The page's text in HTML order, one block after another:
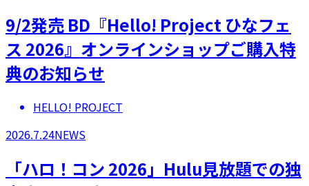
9/2発売 BD『Hello! Project ひなフェ
ス 2026』オンラインショップご購入特
典のお知らせ
HELLO! PROJECT
2026.7.24NEWS
「ハロ！コン 2026」Hulu見放題での独